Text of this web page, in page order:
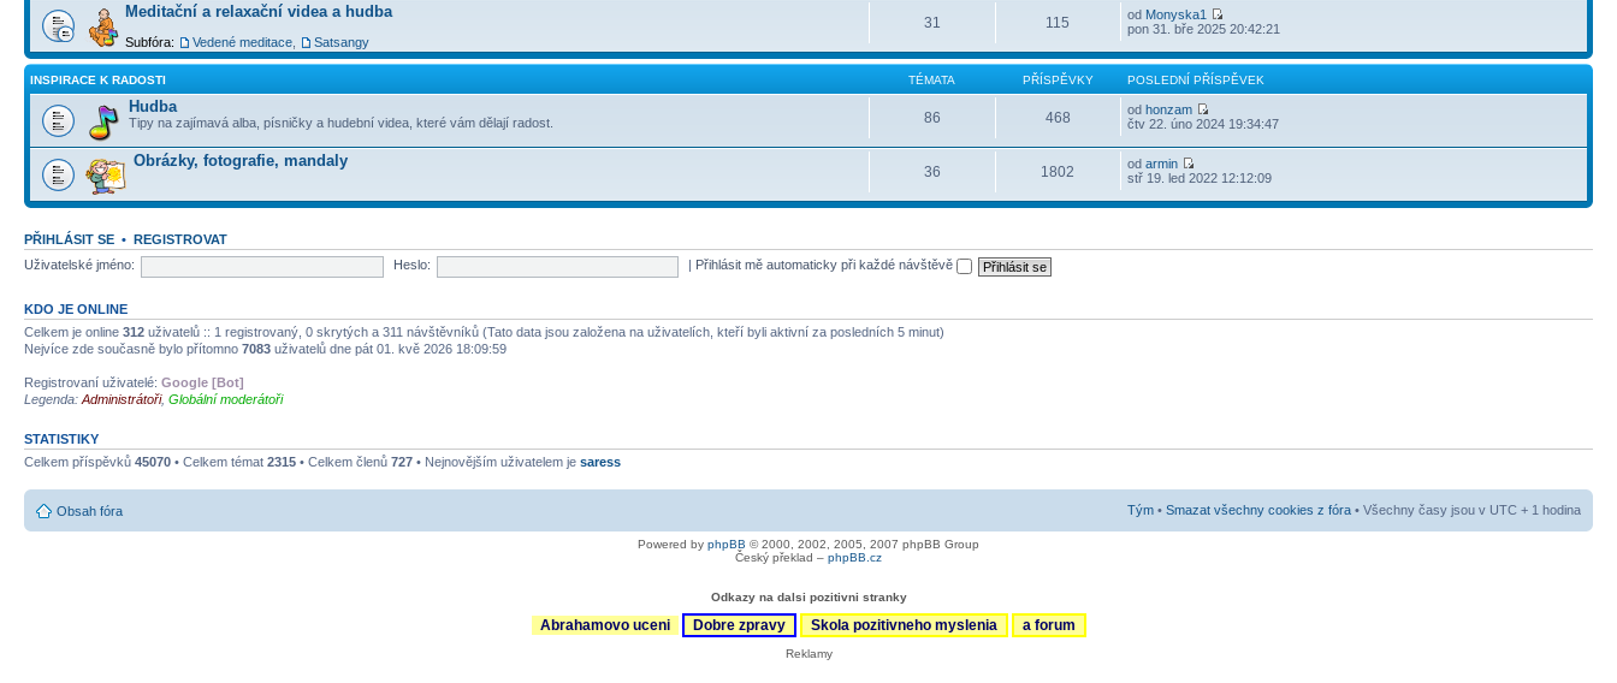
Meditační a relaxační videa a hudba
Subfóra: Vedené meditace Satsangy
31 115 od Monyska1
pon 31. bře 2025 20:42:21
INSPIRACE K RADOSTI TÉMATA PŘÍSPĚVKY POSLEDNÍ PŘÍSPĚVEK
Hudba
Tipy na zajímavá alba, písničky a hudební videa, které vám dělají radost. 86 468 odhonzam
čtv 22. úno 2024 19:34:47
Obrázky, fotografie, mandaly
36 1802 odarmin
stř 19. led 2022 12:12:09
PŘIHLÁSIT SE • REGISTROVAT
Uživatelské jméno:
Heslo: Přihlásit mě automaticky při každé návštěvě
KDO JE ONLINE
Celkem je online 312 uživatelů :: 1 registrovaný, 0 skrytých a 311 návštěvníků (Tato data jsou založena na uživatelích, kteří byli aktivní za posledních 5 minut)
Nejvíce zde současně bylo přítomno 7083 uživatelů dne pát 01. kvě 2026 18:09:59
Registrovaní uživatelé: Google [Bot]
Legenda: Administrátoři, Globální moderátoři
STATISTIKY
Celkem příspěvků 45070 • Celkem témat 2315 • Celkem členů 727 • Nejnovějším uživatelem je saress
Obsah fóra Tým • Smazat všechny cookies z fóra • Všechny časy jsou v UTC + 1 hodina
Powered by phpBB © 2000, 2002, 2005, 2007 phpBB Group
Český překlad – phpBB.cz
Odkazy na dalsi pozitivni stranky
Abrahamovo uceni Dobre zpravy Skola pozitivneho myslenia a forum
Reklamy